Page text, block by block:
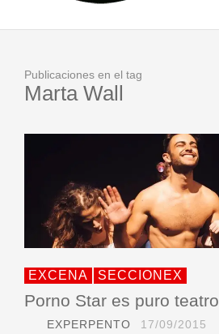
Publicaciones en el tag
Marta Wall
EXCENA SECCIONEX
Porno Star es puro teatro
EXPERPENTO 17/09/2015